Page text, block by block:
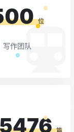
位
写作团队